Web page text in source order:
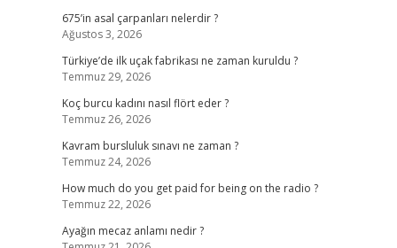
675’in asal çarpanları nelerdir ?
Ağustos 3, 2026
Türkiye’de ilk uçak fabrikası ne zaman kuruldu ?
Temmuz 29, 2026
Koç burcu kadını nasıl flört eder ?
Temmuz 26, 2026
Kavram bursluluk sınavı ne zaman ?
Temmuz 24, 2026
How much do you get paid for being on the radio ?
Temmuz 22, 2026
Ayağın mecaz anlamı nedir ?